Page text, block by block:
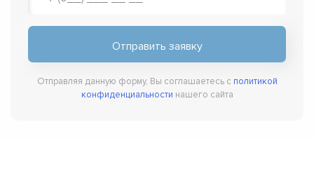
Отправляя данную форму, Вы соглашаетесь с политикой
конфиденциальности нашего сайта